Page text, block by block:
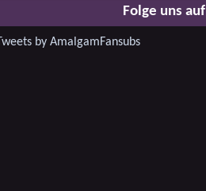
Folge uns auf
Tweets by AmalgamFansubs